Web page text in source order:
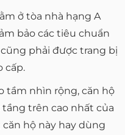
ở tòa nhà hạng A
bảo các tiêu chuẩn
phải được trang bị
cấp.
tầm nhìn rộng, căn hộ
trên cao nhất của
hộ này hay dùng